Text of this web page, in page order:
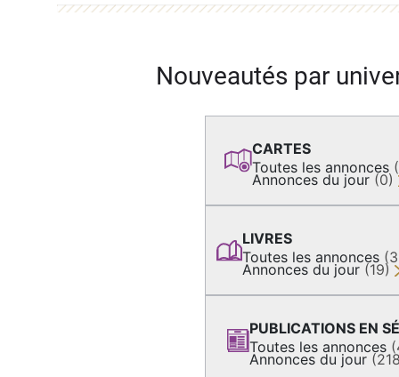
Nouveautés par
CARTES
Toutes les annonces
Annonces du jour (0)
LIVRES
Toutes les annonces
Annonces du jour (19)
PUBLICATIONS EN
Toutes les annonces
Annonces du jour